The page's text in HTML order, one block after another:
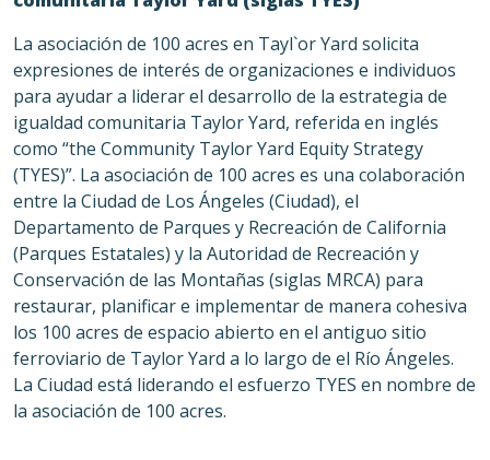
La asociación de 100 acres en Tayl`or Yard solicita
expresiones de interés de organizaciones e individuos
para ayudar a liderar el desarrollo de la estrategia de
igualdad comunitaria Taylor Yard, referida en inglés
como “the Community Taylor Yard Equity Strategy
(TYES)”. La asociación de 100 acres es una colaboración
entre la Ciudad de Los Ángeles (Ciudad), el
Departamento de Parques y Recreación de California
(Parques Estatales) y la Autoridad de Recreación y
Conservación de las Montañas (siglas MRCA) para
restaurar, planificar e implementar de manera cohesiva
los 100 acres de espacio abierto en el antiguo sitio
ferroviario de Taylor Yard a lo largo de el Río Ángeles.
La Ciudad está liderando el esfuerzo TYES en nombre de
la asociación de 100 acres.